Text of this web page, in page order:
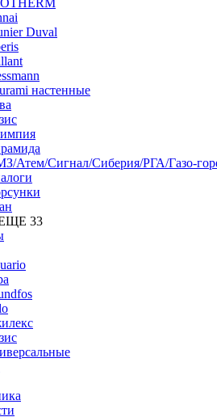
Duval
настенные
Атем/Сигнал/Сиберия/РГА/Газо-
33